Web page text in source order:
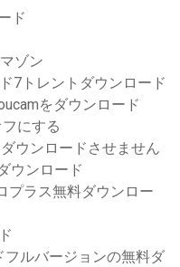
ド
ゾン
7トレントダウンロード
をダウンロード
にする
ウンロードさせません
ウンロード
プラス無料ダウンロー
ルバージョンの無料ダ